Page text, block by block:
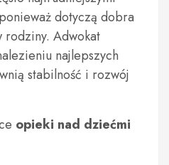
dotyczą dobra
rodziny. Adwokat
najlepszych
stabilność i rozwój
opieki nad dziećmi